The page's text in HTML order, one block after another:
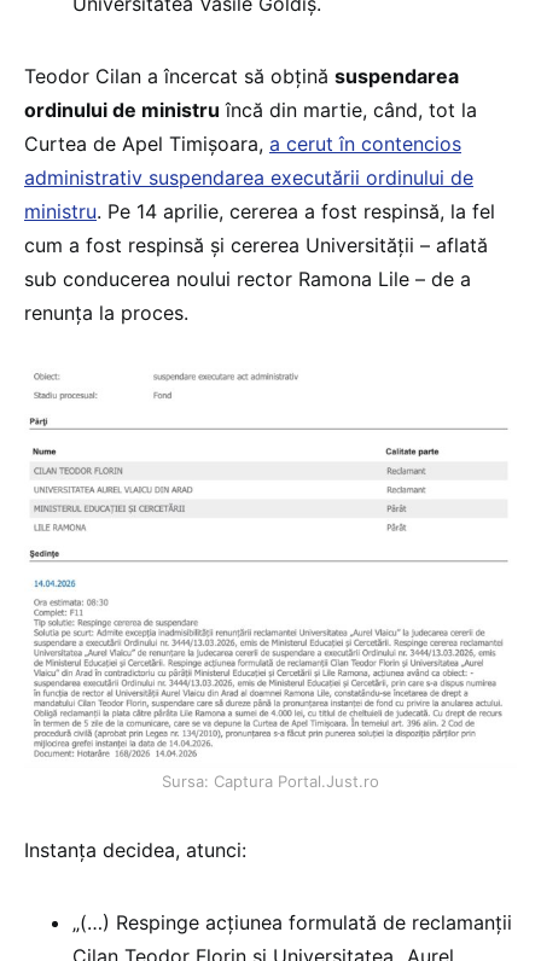
Teodor Cilan a încercat să obțină suspendarea
ordinului de ministru încă din martie, când, tot la
Curtea de Apel Timișoara, a cerut în contencios
administrativ suspendarea executării ordinului de
ministru. Pe 14 aprilie, cererea a fost respinsă, la fel
cum a fost respinsă și cererea Universității – aflată
sub conducerea noului rector Ramona Lile – de a
renunța la proces.
Sursa: Captura Portal.Just.ro
Instanța decidea, atunci:
„(…) Respinge acţiunea formulată de reclamanţii